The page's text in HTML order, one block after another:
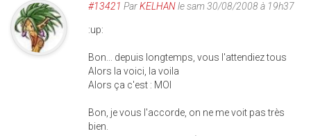
#13421 ParKELHANle sam 30/08/2008 à 19h37
:up:
Bon... depuis longtemps, vous l'attendiez tous
Alors la voici, la voila
Alors ça c'est : MOI
Bon, je vous l'accorde, on ne me voit pas très
bien.